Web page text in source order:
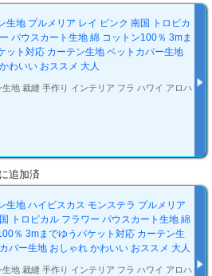
生地 プルメリア レイ ピンク 南国 トロピカ
パウスカート生地 綿 コットン100％ 3mま
ット対応 カーテン生地 ベットカバー生地
わいい おススメ 大人
地 裁縫 手作り インテリア フラ ハワイ アロハ
追加済
生地 ハイビスカス モンステラ プルメリア
トロピカル フラワー パウスカート生地 綿
％ 3mまでゆうパケット対応 カーテン生
バー生地 おしゃれ かわいい おススメ 大人
地 裁縫 手作り インテリア フラ ハワイ アロハ